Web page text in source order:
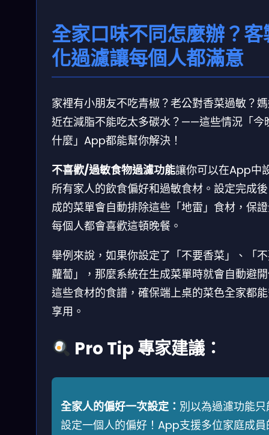
全家口味不同怎麼辦？客
化過濾讓每個人都滿意
家裡有小朋友不吃青椒？老公對香菜過敏？
近在減脂不能吃太多碳水？——這些情況「今
什麼」App都能幫你解決！
不喜歡/過敏食物過濾功能讓你可以在App中
所有家人的飲食偏好和過敏食材。設定完成
成的菜單會自動排除這些「地雷」食材，保
每個人都會喜歡這頓晚餐。
舉例來說，如果你設定了「不要香菜」、「
蘿蔔」，那麼系統在生成菜單時就會自動避
這些食材的食譜，確保端上桌的菜色全家都
享用。
Pro Tip 專家建議：
全家人的偏好一次設定： 別以為過濾功能只
設定一個人的偏好！App支援多位家庭成員